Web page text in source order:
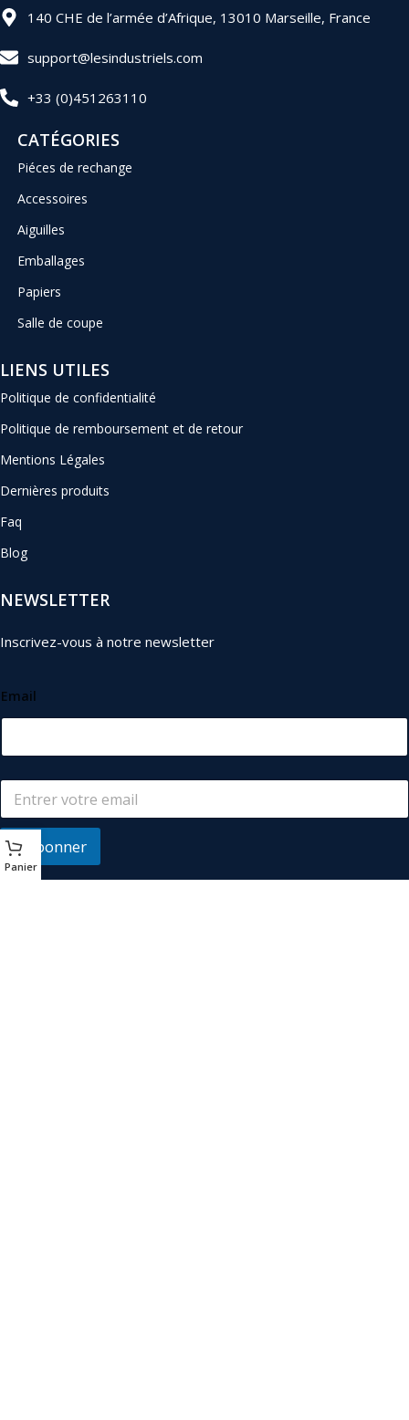
140 CHE de l’armée d’Afrique, 13010 Marseille, France
support@lesindustriels.com
+33 (0)451263110
CATÉGORIES
Piéces de rechange
Accessoires
Aiguilles
Emballages
Papiers
Salle de coupe
LIENS UTILES
Politique de confidentialité
Politique de remboursement et de retour
Mentions Légales
Dernières produits
Faq
Blog
NEWSLETTER
Inscrivez-vous à notre newsletter
Email
S'abonner
Panier